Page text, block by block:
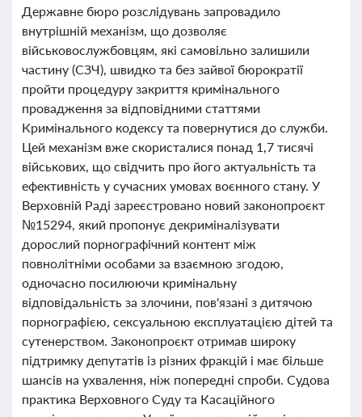
Державне бюро розслідувань запровадило
внутрішній механізм, що дозволяє
військовослужбовцям, які самовільно залишили
частину (СЗЧ), швидко та без зайвої бюрократії
пройти процедуру закриття кримінального
провадження за відповідними статтями
Кримінального кодексу та повернутися до служби.
Цей механізм вже скористалися понад 1,7 тисячі
військових, що свідчить про його актуальність та
ефективність у сучасних умовах воєнного стану. У
Верховній Раді зареєстровано новий законопроєкт
№15294, який пропонує декриміналізувати
дорослий порнографічний контент між
повнолітніми особами за взаємною згодою,
одночасно посилюючи кримінальну
відповідальність за злочини, пов'язані з дитячою
порнографією, сексуальною експлуатацією дітей та
сутенерством. Законопроєкт отримав широку
підтримку депутатів із різних фракцій і має більше
шансів на ухвалення, ніж попередні спроби. Судова
практика Верховного Суду та Касаційного